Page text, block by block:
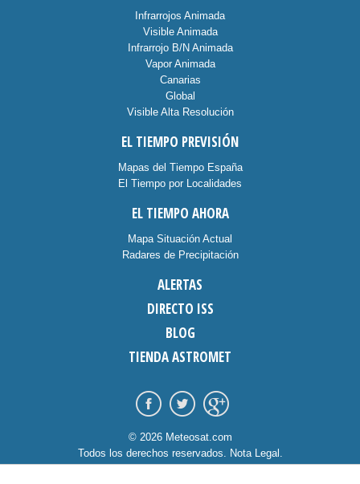
Infrarrojos Animada
Visible Animada
Infrarrojo B/N Animada
Vapor Animada
Canarias
Global
Visible Alta Resolución
EL TIEMPO PREVISIÓN
Mapas del Tiempo España
El Tiempo por Localidades
EL TIEMPO AHORA
Mapa Situación Actual
Radares de Precipitación
ALERTAS
DIRECTO ISS
BLOG
TIENDA ASTROMET
© 2026 Meteosat.com
Todos los derechos reservados. Nota Legal .